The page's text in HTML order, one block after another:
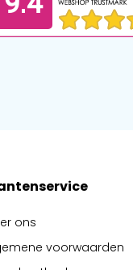
ons
voorwaarden